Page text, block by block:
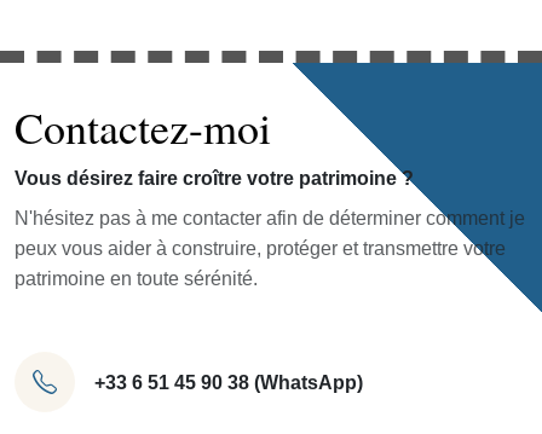
Contactez-moi
Vous désirez faire croître votre patrimoine ?
N'hésitez pas à me contacter afin de déterminer comment je
peux vous aider à construire, protéger et transmettre votre
patrimoine en toute sérénité.
+33 6 51 45 90 38 (WhatsApp)